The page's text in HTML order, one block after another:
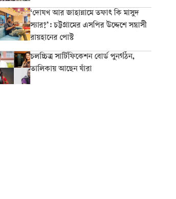
‘দোযখ আর জাহান্নামে তফাৎ কি মাসুদ
স্যার?’: চট্টগ্রামের এসপির উদ্দেশে সন্ত্রাসী
রায়হানের পোস্ট
চলচ্চিত্র সার্টিফিকেশন বোর্ড পুনর্গঠন,
তালিকায় আছেন যাঁরা